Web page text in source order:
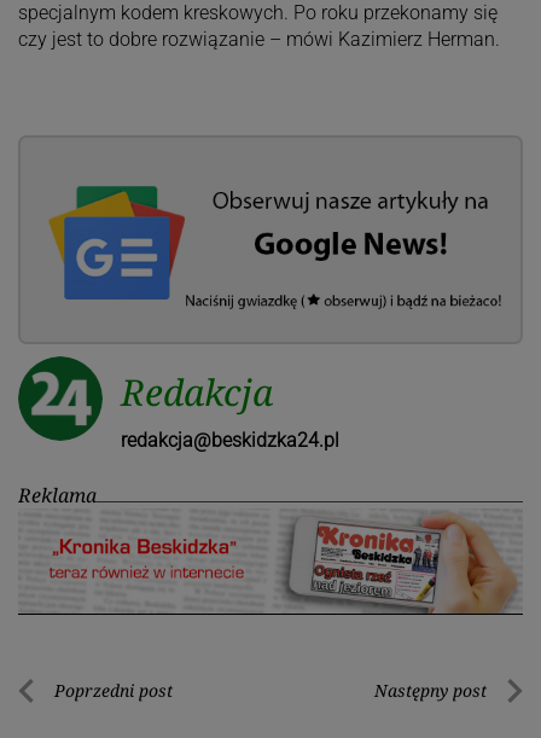
specjalnym kodem kreskowych. Po roku przekonamy się
czy jest to dobre rozwiązanie – mówi Kazimierz Herman.
Redakcja
redakcja@beskidzka24.pl
Reklama
Nawigacja
Poprzedni post Następny post